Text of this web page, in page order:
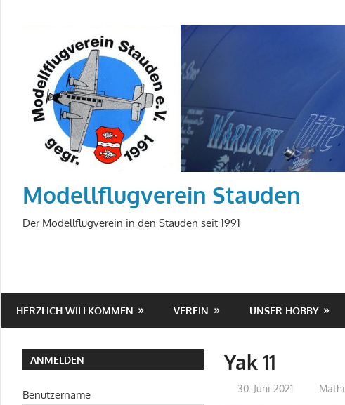
Modellflugverein Stauden
Der Modellflugverein in den Stauden seit 1991
HERZLICH WILLKOMMEN VEREIN UNSER HOBBY
Yak 11
30. Juni 2021
ANMELDEN
Benutzername